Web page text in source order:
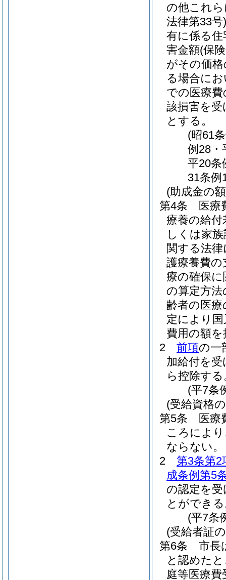
の他これ
法律第33号)
有に係る
害金額(保
がその価
る場合に
での医療
該損害を
とする。
(昭61
例28・
平20条
31条例
(助成金の
第4条
医療
療養の給付
しくは家
関する法
護療養費
療の確保
の算定方
齢者の医
定により
費用の額
2
前項の一
加給付を
ら控除する
(平7条
(受給資格
第5条
医療
ころによ
ならない。
2
第3条第2
成条例第5
の認定を
とができ
(平7条
(受給者証
第6条
市長
と認めた
庭等医療費